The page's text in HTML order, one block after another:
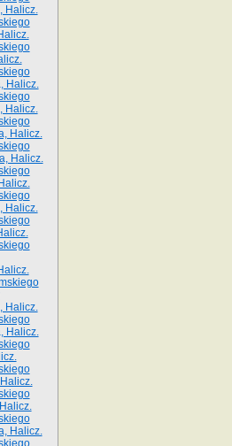
Halicz.
Halicz.
Halicz.
Halicz.
Halicz.
Halicz.
Halicz.
Halicz.
Halicz.